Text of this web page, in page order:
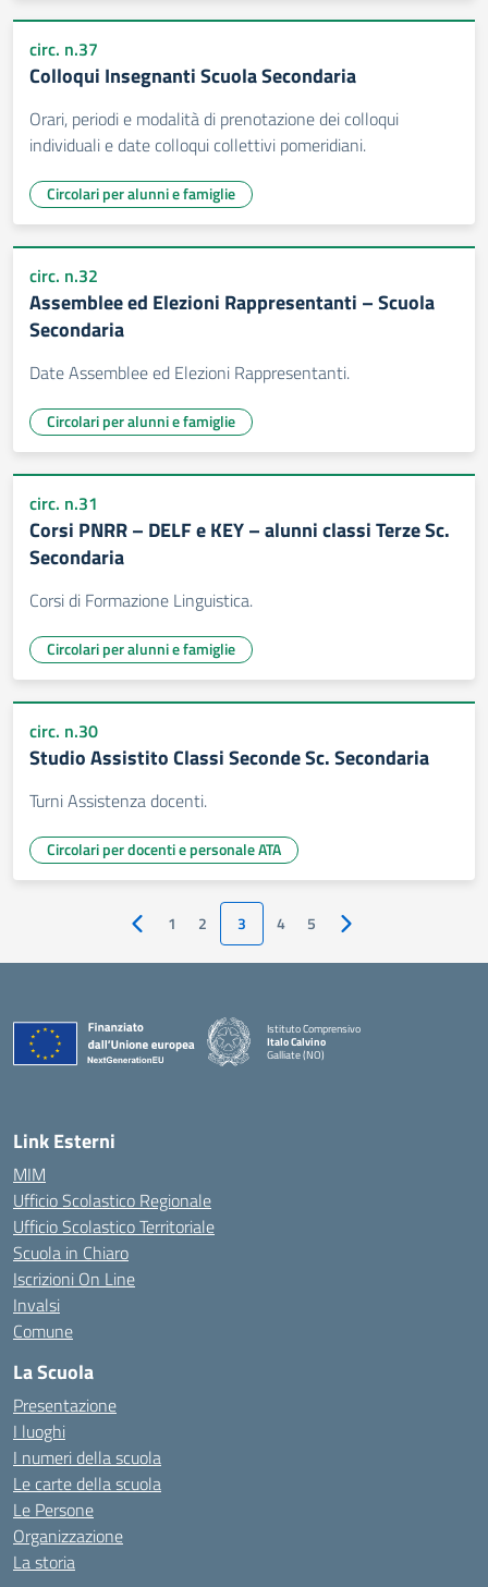
circ. n.37
Colloqui Insegnanti Scuola Secondaria
Orari, periodi e modalità di prenotazione dei colloqui
individuali e date colloqui collettivi pomeridiani.
Circolari per alunni e famiglie
circ. n.32
Assemblee ed Elezioni Rappresentanti – Scuola
Secondaria
Date Assemblee ed Elezioni Rappresentanti.
Circolari per alunni e famiglie
circ. n.31
Corsi PNRR – DELF e KEY – alunni classi Terze Sc.
Secondaria
Corsi di Formazione Linguistica.
Circolari per alunni e famiglie
circ. n.30
Studio Assistito Classi Seconde Sc. Secondaria
Turni Assistenza docenti.
Circolari per docenti e personale ATA
Pagina precedente
1 2 3 4 5 Pagina successiva
Istituto Comprensivo
Italo Calvino
Galliate (NO)
Link Esterni
MIM
Ufficio Scolastico Regionale
Ufficio Scolastico Territoriale
Scuola in Chiaro
Iscrizioni On Line
Invalsi
Comune
La Scuola
Presentazione
I luoghi
I numeri della scuola
Le carte della scuola
Le Persone
Organizzazione
La storia